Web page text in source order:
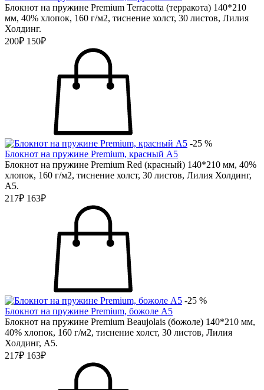
Блокнот на пружине Premium Terracotta (терракота) 140*210
мм, 40% хлопок, 160 г/м2, тиснение холст, 30 листов, Лилия
Холдинг.
200₽ 150₽
-25 %
Блокнот на пружине Premium, красный А5
Блокнот на пружине Premium Red (красный) 140*210 мм, 40%
хлопок, 160 г/м2, тиснение холст, 30 листов, Лилия Холдинг,
А5.
217₽ 163₽
-25 %
Блокнот на пружине Premium, божоле А5
Блокнот на пружине Premium Beaujolais (божоле) 140*210 мм,
40% хлопок, 160 г/м2, тиснение холст, 30 листов, Лилия
Холдинг, А5.
217₽ 163₽